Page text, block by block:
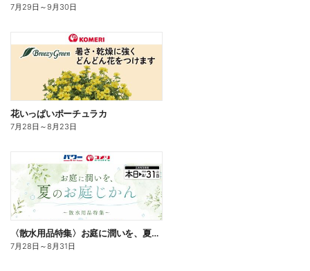
7月29日 ～9月30日
花いっぱいポーチュラカ
7月28日 ～8月23日
〈散水用品特集〉お庭に潤いを、夏のお庭じかん
7月28日 ～8月31日